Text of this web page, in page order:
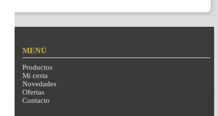
MENÚ
Productos
Mi cesta
Novedades
Ofertas
Contacto